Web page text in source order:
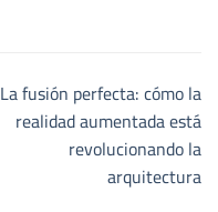
La fusión perfecta: cómo la
realidad aumentada está
revolucionando la
arquitectura